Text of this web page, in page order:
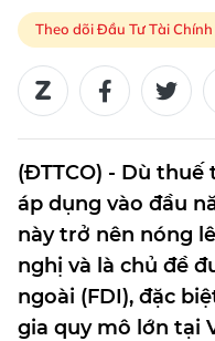
Theo dõi Đầu Tư Tài
(ĐTTCO) - Dù
áp dụng vào đầu
này trở nên nóng
nghị và là chủ đề
ngoài (FDI), đặc
gia quy mô lớn tại